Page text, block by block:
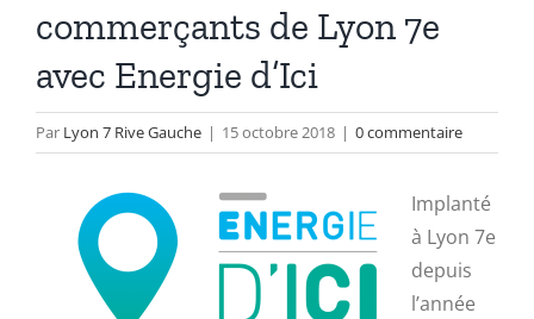
commerçants de Lyon 7e
avec Energie d’Ici
Par Lyon 7 Rive Gauche | 15 octobre 2018 | 0 commentaire
Implanté
à Lyon 7e
depuis
l’année